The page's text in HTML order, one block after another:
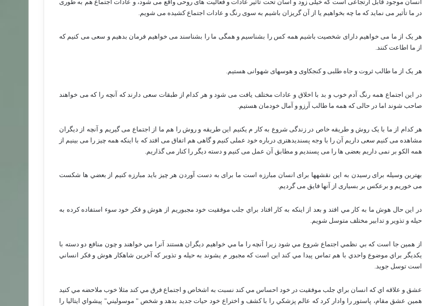
انسان موجود قابل ارتجاعی است که خیلی زود و آسان تحت تأثیر عادات و فعالیت های روحی واقع می شود، و عادات اجتماع هم به طوری
در ما تأثیر می نماید که ما چه بخواهیم یا از آن گریزان باشیم به سوی رنگ و عادات اجتماع کشیده می شویم.
هر یک از ما می خواهیم دارای شخصیت باشیم همه کس را بشناسیم و همگی ما را بشناسند می خواهیم فرمان بدهیم و سعی می کنیم که
از ما اطاعت کنند.
هر یک از ما طالب ثروت و جاه طلبی و کنجکاوی و هوس­های شهوانی هستیم.
در این اجتماع همه رنگ آدم خوب و بد با اخلاق و عادات مختلف یافت می شود و هر کدام از طبقات سعی دارند که آنچه را که می خواهند
صاحب شوند اما در حالی که همه ما طالب آرزو و آمال خودمان هستیم.
هر کدام از ما با یک روش و طریقه خاص در زندگی شروع به کار م یکنیم این طریقه و روش را هم ما از اجتماع می گیریم و آنچه از دیگران
مشاهده می کنیم سعی داریم آن را با وجه پسندیده­تری درباره خود عملی کنیم و گاهی هم اتفاق می افتد که با اینکه همه چیز را می بینیم از
همه الکو بر نمی داریم بعضی ها را می پسندیم و مطابق آن عمل می کنیم و دسته دیگر را کنار می گذاریم.
بهترین وسیله برای رسیدن به این نقشه­ها برای انسان مبارزه است ما برای به دست آوردن هر چیز باید مبارزه کنیم از بعضي ها شکست
می خوریم و برعکس بر بسیاری از آنها فایق می گردیم.
در اين حال هوش ما به كار مي افتد و بعد از اينكه به كار افتاد براي جلب موفقيت خود مجبوريم از هوش و فكر خود سوء استفاده كرده به
حيله و تذوير و تدابير مختلف متوسل شويم.
از همين جا است كه بي نظمي اجتماع شروع مي شود زيرا آنچه را ما مي خواهيم ديگران هستند آنرا مي خواهند و چون منافع دو دسته با
يكديگر براي موضوع واحدي با هم تماس پيدا مي كند اين است كه مجبور م يشوند به حيله و تذوير كه آخرين شاهكار هوش و فكر انساني
است توسل جويد.
عشق و علاقه اي كه انسان براي جلب موفقيت در خود احساس مي كند نسبت به اشخاص و اجتماع فرق مي كند مثلا خوب ملاحضه مي كنيد
همين عشق مقام، پاستور را وادار كرد كه عالم پزشكي را با كشف و اختراع خود حيات جديد بدهد و شخص " موسوليني" پيشواي ايتاليا را